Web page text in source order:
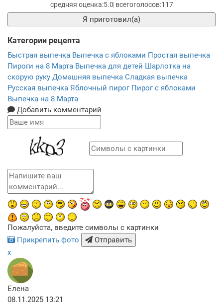
5.0 117
Я приготовил(а)
Категории рецепта
Быстрая выпечка Выпечка с яблоками Простая выпечка
Пироги на 8 Марта Выпечка для детей Шарлотка на
скорую руку Домашняя выпечка Сладкая выпечка
Русская выпечка Яблочный пирог Пирог с яблоками
Выпечка на 8 Марта
Добавить комментарий
Пожалуйста, введите символы с картинки
Прикрепить фото
Отправить
x
Елена
08.11.2025 13:21